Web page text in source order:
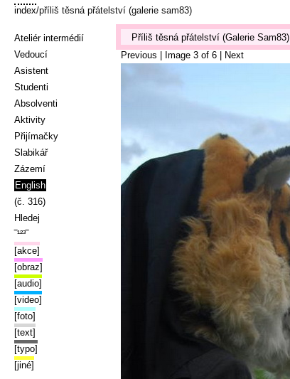
index/příliš těsná přátelství (galerie sam83)
Ateliér intermédií
Vedoucí
Asistent
Studenti
Absolventi
Aktivity
Přijímačky
Slabikář
Zázemí
English
(č. 316)
Hledej
‾¹²³‾
[akce]
[obraz]
[audio]
[video]
[foto]
[text]
[typo]
[jiné]
Příliš těsná přátelství (Galerie Sam83)
Previous | Image 3 of 6 Next